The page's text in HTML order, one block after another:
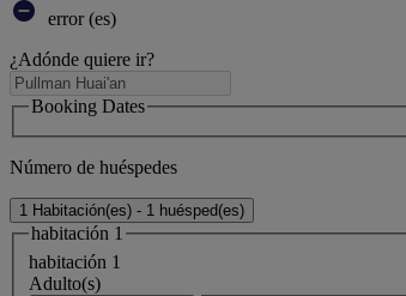
error (es)
¿Adónde quiere ir?
Booking Dates
Número de huéspedes
1 Habitación(es) - 1 huésped(es)
habitación 1
habitación 1
Adulto(s)